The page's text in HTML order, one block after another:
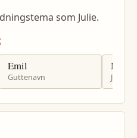
som Julie.
Emil
Guttenavn
Nora